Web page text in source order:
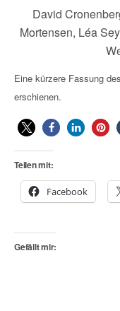
David
Mortensen, Léa
Eine kürzere Fassung
erschienen.
Teilen mit:
Facebook
Gefällt mir: